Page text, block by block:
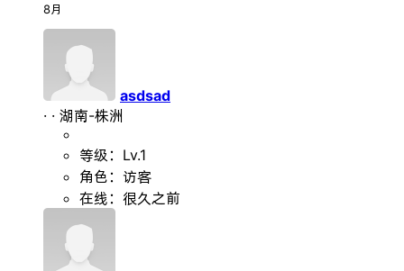
8月
asdsad
· · 湖南-株洲
等级：Lv.1
角色：访客
在线：很久之前